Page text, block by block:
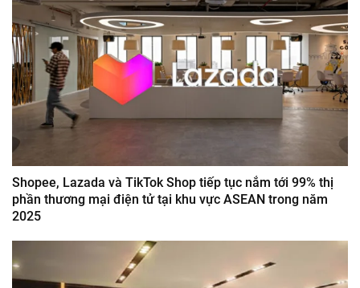
Shopee, Lazada và TikTok Shop tiếp tục nắm tới 99% thị
phần thương mại điện tử tại khu vực ASEAN trong năm
2025